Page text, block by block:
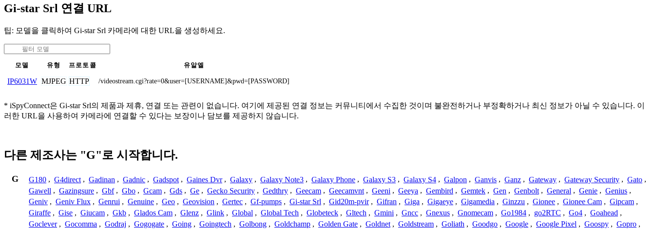
Gi-star Srl 연결 URL
팁: 모델을 클릭하여 Gi-star Srl 카메라에 대한 URL을 생성하세요.
모델 유형 프로토콜 유알엘
IP6031W MJPEG HTTP /videostream.cgi?rate=0&user=[USERNAME]&pwd=[PASSWORD]
* iSpyConnect은 Gi-star Srl의 제품과 제휴, 연결 또는 관련이 없습니다. 여기에 제공된 연결 정보는 커뮤니티에서 수집한 것이며 불완전하거나 부정확하거나 최신 정보가 아닐 수 있습니다. 이
러한 URL을 사용하여 카메라에 연결할 수 있다는 보장이나 담보를 제공하지 않습니다.
다른 제조사는 "G"로 시작합니다.
G G180 , G4direct , Gadinan , Gadnic , Gadspot , Gaines Dvr , Galaxy , Galaxy Note3 , Galaxy Phone , Galaxy S3 , Galaxy S4 , Galpon , Ganvis , Ganz , Gateway , Gateway Security , Gato ,
Gawell , Gazingsure , Gbf , Gbo , Gcam , Gds , Ge , Gecko Security , Gedthry , Geecam , Geecamvnt , Geeni , Geeya , Gembird , Gemtek , Gen , Genbolt , General , Genie , Genius ,
Geniv , Geniv Flux , Genrui , Genuine , Geo , Geovision , Gertec , Gf-pumps , Gi-star Srl , Gid20m-pvir , Gifran , Giga , Gigaeye , Gigamedia , Ginzzu , Gionee , Gionee Cam , Gipcam ,
Giraffe , Gise , Giucam , Gkb , Glados Cam , Glenz , Glink , Global , Global Tech , Globeteck , Gltech , Gmini , Gncc , Gnexus , Gnomecam , Go1984 , go2RTC , Go4 , Goahead ,
Goclever , Gocomma , Godraj , Gogogate , Going , Goingtech , Golbong , Goldchamp , Golden Gate , Goldnet , Goldstream , Goliath , Goodgo , Google , Google Pixel , Goospy , Gopro ,